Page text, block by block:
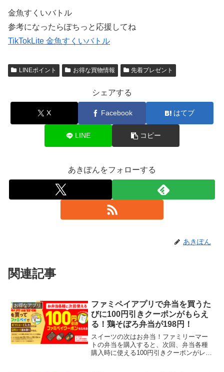
金魚すくいバトル
参考になったらぽちっと応援してね
TikTokLite 金魚すくいバトル
LINEポイント お得な買物情報 先着プレゼント
シェアする
X Facebook はてブ
LINE コピー
あきぽんをフォローする
あきぽん
関連記事
お得なアプリ
ファミペイアプリで弁当を買うた
びに100円引きクーポンがもらえ
る！鶏そぼろ弁当が198円！
スイーツの次はお弁当！ファミリーマー
トの弁当を購入すると、次回、弁当各種
購入時に使える100円引きクーポンがレシ